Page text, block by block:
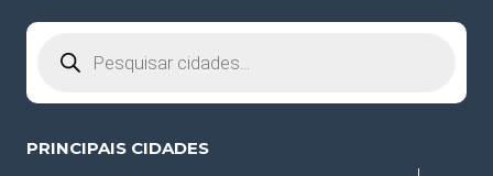
produtos
PRINCIPAIS CIDADES